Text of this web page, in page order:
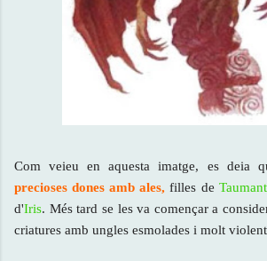
Com veieu en aquesta imatge, es deia
preciosesdones amb ales, filles de
d'Iris. Més tard se les va començar a
criatures amb ungles esmolades i molt